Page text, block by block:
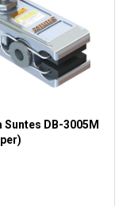
Suntes DB-3005M